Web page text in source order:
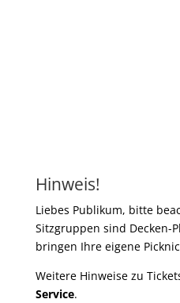
Hinweis!
Liebes Publikum, bitte
Sitzgruppen sind Decken-
bringen Ihre eigene
Weitere Hinweise zu
Service.